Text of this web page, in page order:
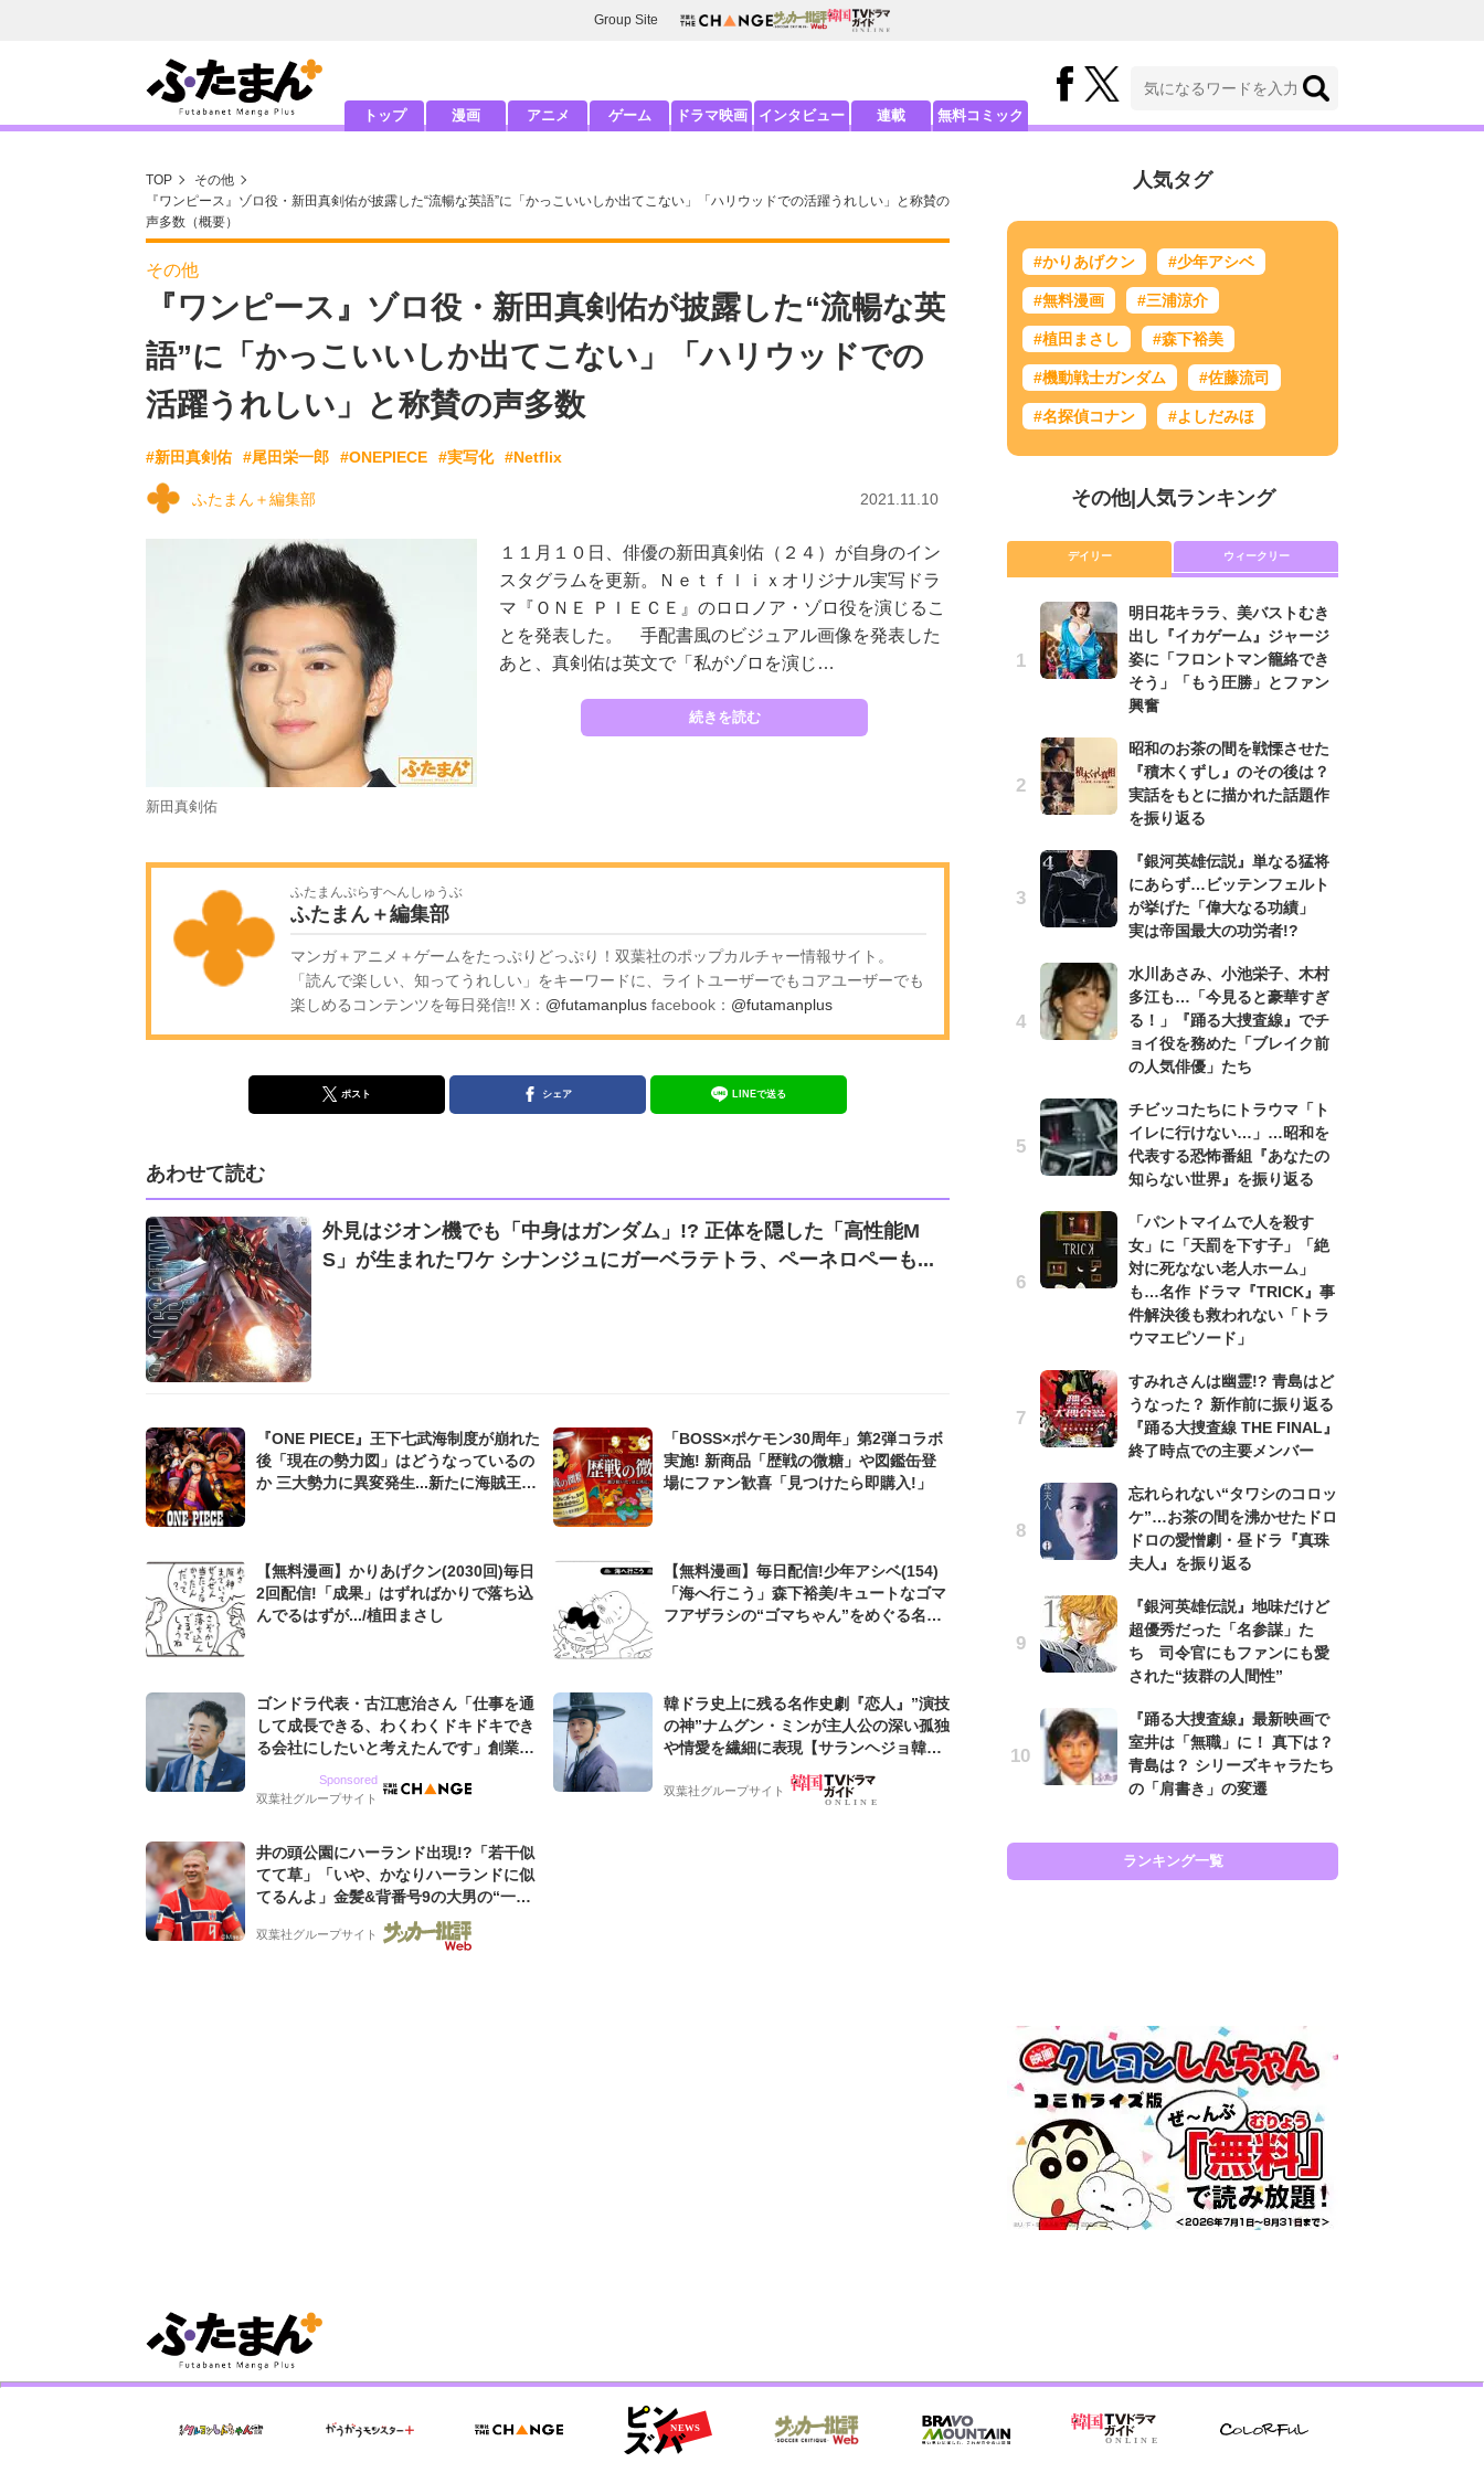
Group Site
トップ 漫画 アニメ ゲーム ドラマ映画 インタビュー 連載 無料コミック
TOP
その他
『ワンピース』ゾロ役・新田真剣佑が披露した“流暢な英語”に「かっこいいしか出てこない」「ハリウッドでの活躍うれしい」と称賛の
声多数（概要）
その他
『ワンピース』ゾロ役・新田真剣佑が披露した“流暢な英
語”に「かっこいいしか出てこない」「ハリウッドでの
活躍うれしい」と称賛の声多数
#新田真剣佑 #尾田栄一郎 #ONEPIECE #実写化 #Netflix
ふたまん＋編集部 2021.11.10
新田真剣佑
１１月１０日、俳優の新田真剣佑（２４）が自身のイン
スタグラムを更新。Ｎｅｔｆｌｉｘオリジナル実写ドラ
マ『ＯＮＥ ＰＩＥＣＥ』のロロノア・ゾロ役を演じるこ
とを発表した。 手配書風のビジュアル画像を発表した
あと、真剣佑は英文で「私がゾロを演じ…
続きを読む
ふたまんぷらすへんしゅうぶ
ふたまん＋編集部
マンガ＋アニメ＋ゲームをたっぷりどっぷり！双葉社のポップカルチャー情報サイト。
「読んで楽しい、知ってうれしい」をキーワードに、ライトユーザーでもコアユーザーでも
楽しめるコンテンツを毎日発信!! X： @futamanplus facebook： @futamanplus
ポスト シェア LINEで送る
あわせて読む
外見はジオン機でも「中身はガンダム」!? 正体を隠した「高性能M
S」が生まれたワケ シナンジュにガーベラテトラ、ペーネロペーも...
『ONE PIECE』王下七武海制度が崩れた
後「現在の勢力図」はどうなっているの
か 三大勢力に異変発生...新たに海賊王を
「BOSS×ポケモン30周年」第2弾コラボ
実施! 新商品「歴戦の微糖」や図鑑缶登
場にファン歓喜「見つけたら即購入!」
【無料漫画】かりあげクン(2030回)毎日
2回配信!「成果」はずればかりで落ち込
んでるはずが.../植田まさし
【無料漫画】毎日配信!少年アシベ(154)
「海へ行こう」森下裕美/キュートなゴマ
フアザラシの“ゴマちゃん”をめぐる名作
ゴンドラ代表・古江恵治さん「仕事を通
して成長できる、わくわくドキドキでき
る会社にしたいと考えたんです」創業来
グ会社のアイデンティティ
Sponsored
双葉社グループサイト
韓ドラ史上に残る名作史劇『恋人』”演技
の神”ナムグン・ミンが主人公の深い孤独
や情愛を繊細に表現【サランヘジョ韓ド
双葉社グループサイト
井の頭公園にハーランド出現!?「若干似
てて草」「いや、かなりハーランドに似
てるんよ」金髪&背番号9の大男の“一人
バイキング・ロー”映像が話題!「元気を
もらった」
双葉社グループサイト
人気タグ
#かりあげクン #少年アシベ
#無料漫画 #三浦涼介
#植田まさし #森下裕美
#機動戦士ガンダム #佐藤流司
#名探偵コナン #よしだみほ
その他| 人気ランキング
デイリー ウィークリー
明日花キララ、美バストむき
出し『イカゲーム』ジャージ
姿に「フロントマン籠絡でき
そう」「もう圧勝」とファン
興奮
昭和のお茶の間を戦慄させた
『積木くずし』のその後は？
実話をもとに描かれた話題作
を振り返る
『銀河英雄伝説』単なる猛将
にあらず…ビッテンフェルト
が挙げた「偉大なる功績」
実は帝国最大の功労者!?
水川あさみ、小池栄子、木村
多江も…「今見ると豪華すぎ
る！」『踊る大捜査線』でチ
ョイ役を務めた「ブレイク前
の人気俳優」たち
チビッコたちにトラウマ「ト
イレに行けない…」…昭和を
代表する恐怖番組『あなたの
知らない世界』を振り返る
「パントマイムで人を殺す
女」に「天罰を下す子」「絶
対に死なない老人ホーム」
も…名作 ドラマ『TRICK』事
件解決後も救われない「トラ
ウマエピソード」
すみれさんは幽霊!? 青島はど
うなった？ 新作前に振り返る
『踊る大捜査線 THE FINAL』
終了時点での主要メンバー
忘れられない“タワシのコロッ
ケ”…お茶の間を沸かせたドロ
ドロの愛憎劇・昼ドラ『真珠
夫人』を振り返る
『銀河英雄伝説』地味だけど
超優秀だった「名参謀」た
ち 司令官にもファンにも愛
された“抜群の人間性”
『踊る大捜査線』最新映画で
室井は「無職」に！ 真下は？
青島は？ シリーズキャラたち
の「肩書き」の変遷
ランキング一覧